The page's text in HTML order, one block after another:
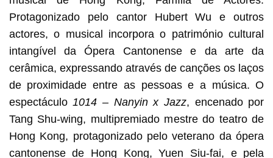
Protagonizado pelo cantor Hubert Wu e outros
actores, o musical incorpora o património cultural
intangível da Ópera Cantonense e da arte da
cerâmica, expressando através de canções os laços
de proximidade entre as pessoas e a música. O
espectáculo1014 – Nanyin x Jazz, encenado por
Tang Shu-wing, multipremiado mestre do teatro de
Hong Kong, protagonizado pelo veterano da ópera
cantonense de Hong Kong, Yuen Siu-fai, e pela